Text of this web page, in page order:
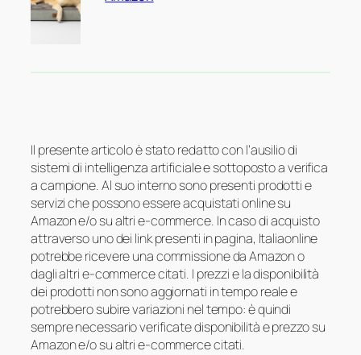
Il presente articolo è stato redatto con l’ausilio di
sistemi di intelligenza artificiale e sottoposto a verifica
a campione. Al suo interno sono presenti prodotti e
servizi che possono essere acquistati online su
Amazon e/o su altri e-commerce. In caso di acquisto
attraverso uno dei link presenti in pagina, Italiaonline
potrebbe ricevere una commissione da Amazon o
dagli altri e-commerce citati. I prezzi e la disponibilità
dei prodotti non sono aggiornati in tempo reale e
potrebbero subire variazioni nel tempo: è quindi
sempre necessario verificate disponibilità e prezzo su
Amazon e/o su altri e-commerce citati.